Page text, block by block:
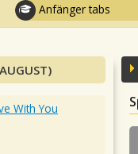
Anfänger tabs
With You